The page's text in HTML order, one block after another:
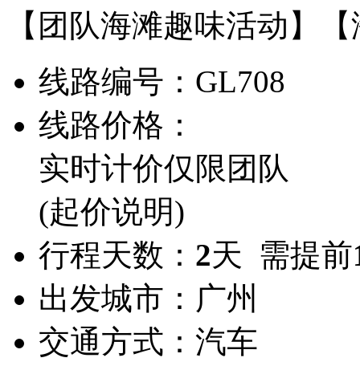
【团队海滩趣味活动】
线路编号： GL708
线路价格：
实时计价仅限团队
(起价说明)
行程天数： 2天 需提前
出发城市： 广州
交通方式： 汽车